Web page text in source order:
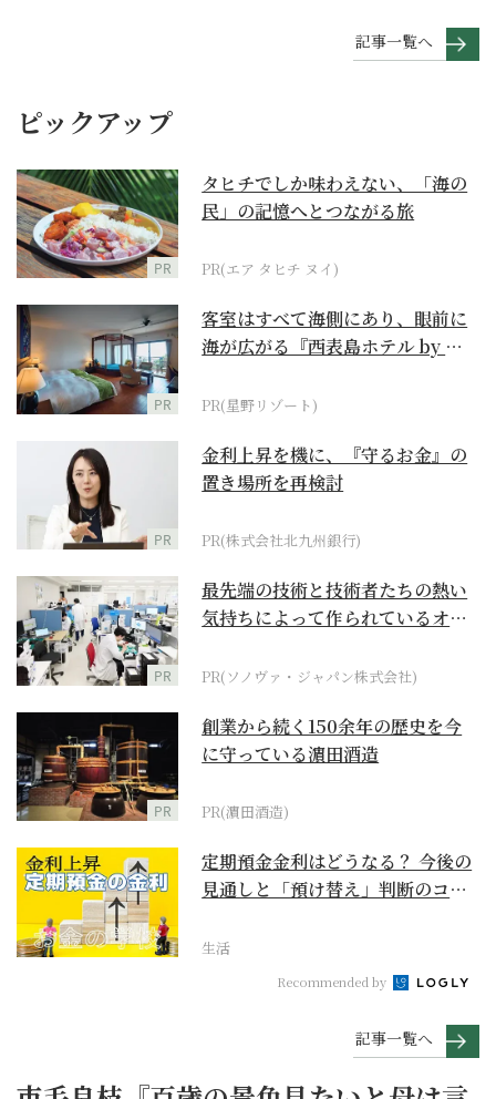
記事一覧へ
ピックアップ
PR
タヒチでしか味わえない、「海の
民」の記憶へとつながる旅
PR(エア タヒチ ヌイ)
PR
客室はすべて海側にあり、眼前に
海が広がる『西表島ホテル by 星
PR(星野リゾート)
PR
金利上昇を機に、『守るお金』の
置き場所を再検討
PR(株式会社北九州銀行)
PR
最先端の技術と技術者たちの熱い
気持ちによって作られているオー
PR(ソノヴァ・ジャパン株式会社)
PR
創業から続く150余年の歴史を今
に守っている濵田酒造
PR(濵田酒造)
定期預金金利はどうなる？ 今後の
見通しと「預け替え」判断のコツ
生活
Recommended by
記事一覧へ